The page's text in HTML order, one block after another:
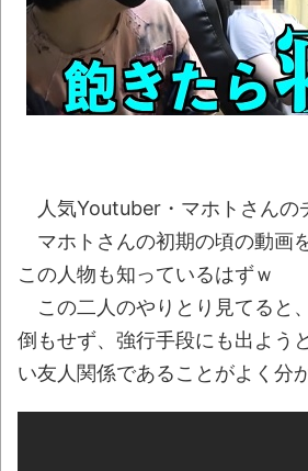
線」は…海が荒れると地獄
【画像】覇権中華ソシャ
ぎてなぜゲーム大国日本が
議論され始めるｗｗｗｗｗ
つNEW!
"テレビ大好き"高齢者の
ったNEW!
【朗報】秋田県、オイ
んでガチで東北最強へｗｗ
ｗNEW!
人気Youtuber・マホトさんの
マホトさんの初期の頃の動画
この人物も知っているはずｗ
この二人のやりとり見てると
倒もせず、強行手段にも出よう
い友人関係であることがよく分